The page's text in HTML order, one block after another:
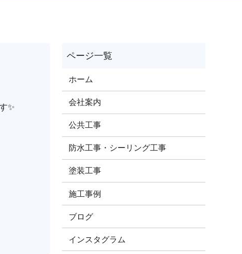
✨
ページ一覧
ホーム
会社案内
公共工事
防水工事・シーリング工事
塗装工事
施工事例
ブログ
インスタグラム